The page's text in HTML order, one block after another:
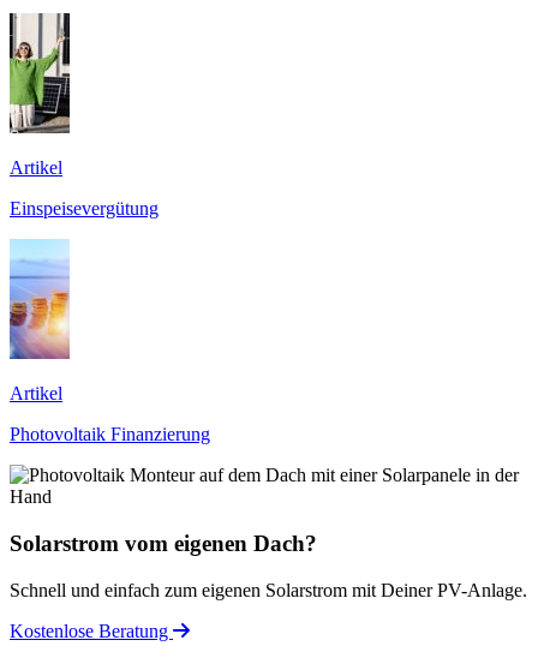
Artikel
Einspeisevergütung
Artikel
Photovoltaik Finanzierung
Solarstrom vom eigenen Dach?
Schnell und einfach zum eigenen Solarstrom mit Deiner PV-Anlage.
Kostenlose Beratung